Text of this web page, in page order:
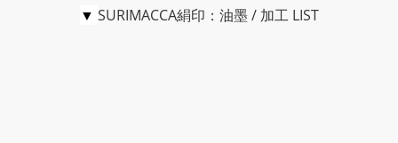
▼ SURIMACCA絹印：油墨 / 加工 LIST